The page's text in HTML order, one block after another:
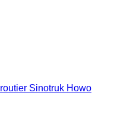
Sinotruk Howo